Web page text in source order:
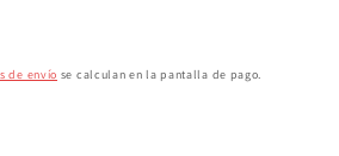
de envío se calculan en la pantalla de pago.